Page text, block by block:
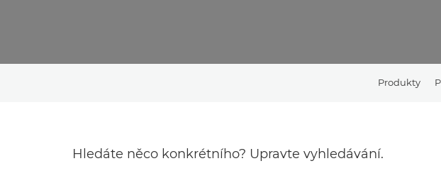
Produkty
Hledáte něco konkrétního? Upravte vyhledávání.